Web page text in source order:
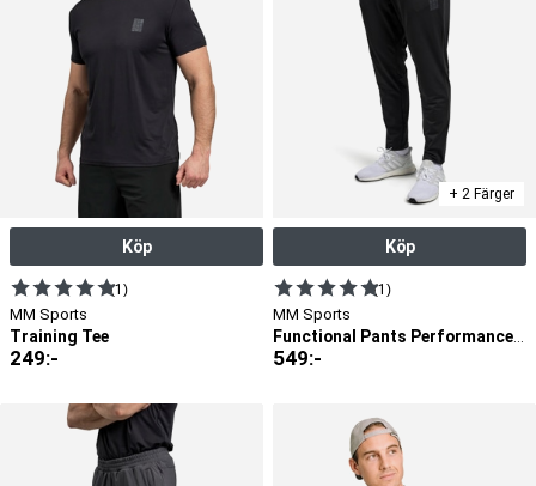
Köp
(1)
MM Sports
Training Tee
249:-
+ 2 Färger
Köp
(1)
MM Sports
Functional Pants Performance, Black
549:-